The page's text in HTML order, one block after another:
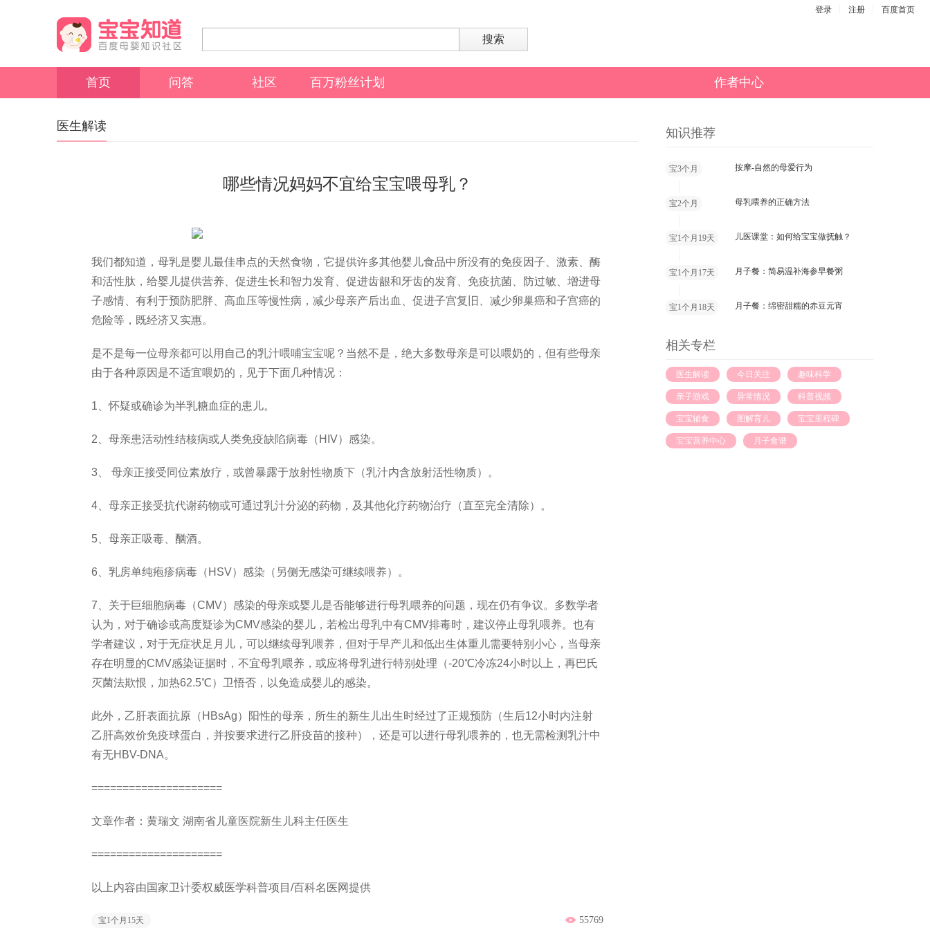
登录 注册 百度首页
搜索
首页 问答 社区 百万粉丝计划 作者中心
知识推荐
宝3个月 按摩-自然的母爱行为
宝2个月 母乳喂养的正确方法
宝1个月19天 儿医课堂：如何给宝宝做抚触？
宝1个月17天 月子餐：简易温补海参早餐粥
宝1个月18天 月子餐：绵密甜糯的赤豆元宵
相关专栏
医生解读 今日关注 趣味科学
亲子游戏 异常情况 科普视频
宝宝辅食 图解育儿 宝宝里程碑
宝宝营养中心 月子食谱
医生解读
哪些情况妈妈不宜给宝宝喂母乳？
我们都知道，母乳是婴儿最佳串点的天然食物，它提供许多其他婴儿食品中所没有的免疫因子、激素、酶
和活性肽，给婴儿提供营养、促进生长和智力发育、促进齿龈和牙齿的发育、免疫抗菌、防过敏、增进母
子感情、有利于预防肥胖、高血压等慢性病，减少母亲产后出血、促进子宫复旧、减少卵巢癌和子宫癌的
危险等，既经济又实惠。
是不是每一位母亲都可以用自己的乳汁喂哺宝宝呢？当然不是，绝大多数母亲是可以喂奶的，但有些母亲
由于各种原因是不适宜喂奶的，见于下面几种情况：
1、怀疑或确诊为半乳糖血症的患儿。
2、母亲患活动性结核病或人类免疫缺陷病毒（HIV）感染。
3、 母亲正接受同位素放疗，或曾暴露于放射性物质下（乳汁内含放射活性物质）。
4、母亲正接受抗代谢药物或可通过乳汁分泌的药物，及其他化疗药物治疗（直至完全清除）。
5、母亲正吸毒、酗酒。
6、乳房单纯疱疹病毒（HSV）感染（另侧无感染可继续喂养）。
7、关于巨细胞病毒（CMV）感染的母亲或婴儿是否能够进行母乳喂养的问题，现在仍有争议。多数学者
认为，对于确诊或高度疑诊为CMV感染的婴儿，若检出母乳中有CMV排毒时，建议停止母乳喂养。也有
学者建议，对于无症状足月儿，可以继续母乳喂养，但对于早产儿和低出生体重儿需要特别小心，当母亲
存在明显的CMV感染证据时，不宜母乳喂养，或应将母乳进行特别处理（-20℃冷冻24小时以上，再巴氏
灭菌法欺恨，加热62.5℃）卫悟否，以免造成婴儿的感染。
此外，乙肝表面抗原（HBsAg）阳性的母亲，所生的新生儿出生时经过了正规预防（生后12小时内注射
乙肝高效价免疫球蛋白，并按要求进行乙肝疫苗的接种），还是可以进行母乳喂养的，也无需检测乳汁中
有无HBV-DNA。
=====================
文章作者：黄瑞文 湖南省儿童医院新生儿科主任医生
=====================
以上内容由国家卫计委权威医学科普项目/百科名医网提供
55769
宝1个月15天